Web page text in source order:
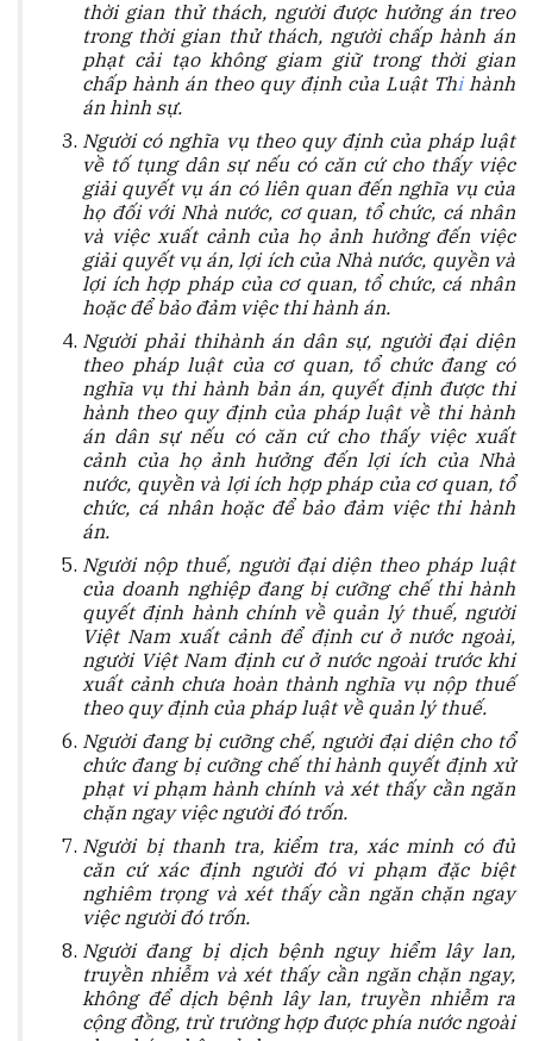
thời gian thử thách, người được hưởng án treo
trong thời gian thử thách, người chấp hành án
phạt cải tạo không giam giữ trong thời gian
chấp hành án theo quy định của Luật Thihành
án hình sự.
Người có nghĩa vụ theo quy định của pháp luật
về tố tụng dân sự nếu có căn cứ cho thấy việc
giải quyết vụ án có liên quan đến nghĩa vụ của
họ đối với Nhà nước, cơ quan, tổ chức, cá nhân
và việc xuất cảnh của họ ảnh hưởng đến việc
giải quyết vụ án, lợi ích của Nhà nước, quyền và
lợi ích hợp pháp của cơ quan, tổ chức, cá nhân
hoặc để bảo đảm việc thi hành án.
Người phải thihành án dân sự, người đại diện
theo pháp luật của cơ quan, tổ chức đang có
nghĩa vụ thi hành bản án, quyết định được thi
hành theo quy định của pháp luật về thi hành
án dân sự nếu có căn cứ cho thấy việc xuất
cảnh của họ ảnh hưởng đến lợi ích của Nhà
nước, quyền và lợi ích hợp pháp của cơ quan, tổ
chức, cá nhân hoặc để bảo đảm việc thi hành
án.
Người nộp thuế, người đại diện theo pháp luật
của doanh nghiệp đang bị cưỡng chế thi hành
quyết định hành chính về quản lý thuế, người
Việt Nam xuất cảnh để định cư ở nước ngoài,
người Việt Nam định cư ở nước ngoài trước khi
xuất cảnh chưa hoàn thành nghĩa vụ nộp thuế
theo quy định của pháp luật về quản lý thuế.
Người đang bị cưỡng chế, người đại diện cho tổ
chức đang bị cưỡng chế thi hành quyết định xử
phạt vi phạm hành chính và xét thấy cần ngăn
chặn ngay việc người đó trốn.
Người bị thanh tra, kiểm tra, xác minh có đủ
căn cứ xác định người đó vi phạm đặc biệt
nghiêm trọng và xét thấy cần ngăn chặn ngay
việc người đó trốn.
Người đang bị dịch bệnh nguy hiểm lây lan,
truyền nhiễm và xét thấy cần ngăn chặn ngay,
không để dịch bệnh lây lan, truyền nhiễm ra
cộng đồng, trừ trường hợp được phía nước ngoài